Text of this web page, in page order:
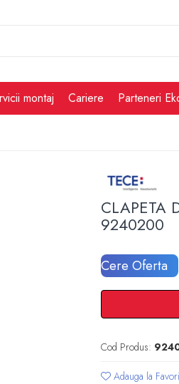
montaj Cariere Parteneri
CLAPETA
9240200
Cere Oferta
Cod Produs:
Adauga la